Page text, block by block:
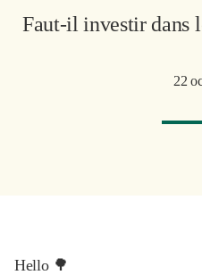
Faut-il investir dans
22
Hello 🌳